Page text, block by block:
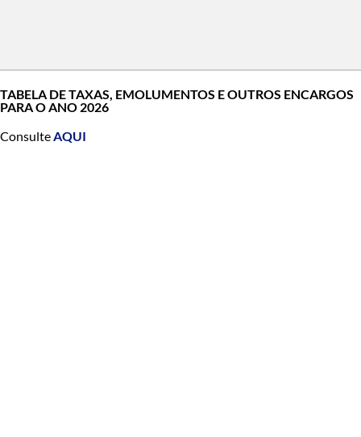
TABELA DE TAXAS, EMOLUMENTOS E OUTROS ENCARGOS
PARA O ANO 2026
ConsulteAQUI